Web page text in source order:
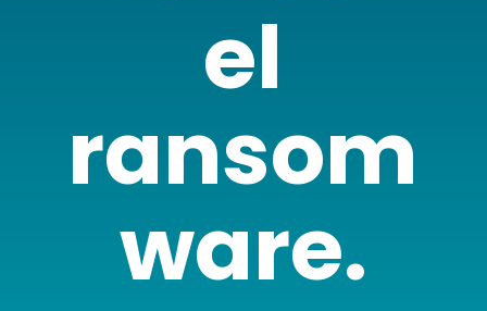
el
ransom
ware.